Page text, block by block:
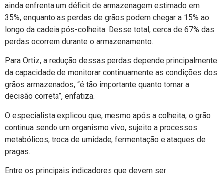
ainda enfrenta um déficit de armazenagem estimado em
35%, enquanto as perdas de grãos podem chegar a 15% ao
longo da cadeia pós-colheita. Desse total, cerca de 67% das
perdas ocorrem durante o armazenamento.
Para Ortiz, a redução dessas perdas depende principalmente
da capacidade de monitorar continuamente as condições dos
grãos armazenados, “é tão importante quanto tomar a
decisão correta”, enfatiza.
O especialista explicou que, mesmo após a colheita, o grão
continua sendo um organismo vivo, sujeito a processos
metabólicos, troca de umidade, fermentação e ataques de
pragas.
Entre os principais indicadores que devem ser